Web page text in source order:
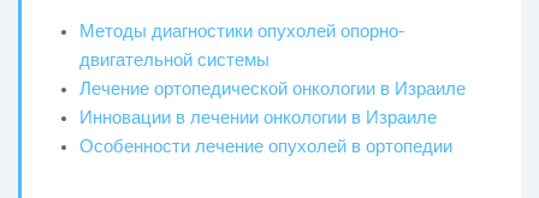
Методы диагностики опухолей опорно-
двигательной системы
Лечение ортопедической онкологии в Израиле
Инновации в лечении онкологии в Израиле
Особенности лечение опухолей в ортопедии